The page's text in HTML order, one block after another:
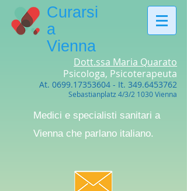
Dott.ssa Maria Quarato
Psicologa, Psicoterapeuta
At. 0699.17353604 - It. 349.6453762
Sebastianplatz 4/3/2 1030 Vienna
Curarsi
a
Vienna
Medici e specialisti sanitari a
Vienna che parlano italiano.